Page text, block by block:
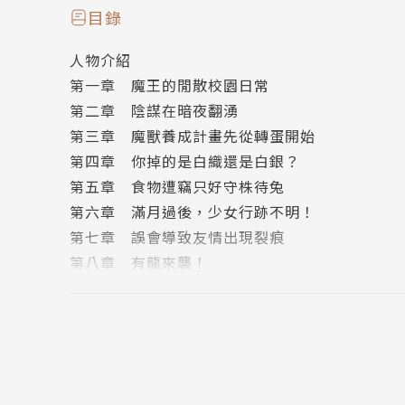
作者簡介
雪翼
時間過得也太快了吧，距第一部作品上市的時間
繪者簡介
泱泱大國
初次見面，我喜歡海洋跟咖啡因
目錄
人物介紹
第一章 魔王的閒散校園日常
第二章 陰謀在暗夜翻湧
第三章 魔獸養成計畫先從轉蛋開始
第四章 你掉的是白織還是白銀？
第五章 食物遭竊只好守株待兔
第六章 滿月過後，少女行跡不明！
第七章 誤會導致友情出現裂痕
第八章 有龍來襲！